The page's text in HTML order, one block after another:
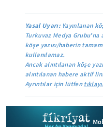
Yasal Uyarı:Yayınlanan
Turkuvaz Medya
köşe yazısı/haberin
kullanılamaz.
Ancak alıntılanan köşe
alıntılanan habere aktif
Ayrıntılar için lütfen